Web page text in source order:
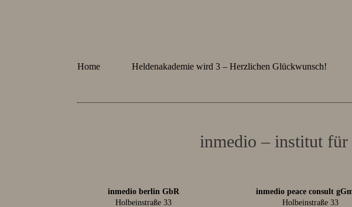
Home Heldenakademie wird 3 – Herzlichen Glückwunsch!
inmedio – institut
inmedio berlin GbR
Holbeinstraße 33
inmedio peace consult
Holbeinstraße 33